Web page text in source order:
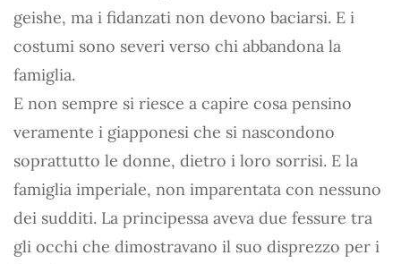
geishe, ma i fidanzati non devono baciarsi. E i
costumi sono severi verso chi abbandona la
famiglia.
E non sempre si riesce a capire cosa pensino
veramente i giapponesi che si nascondono
soprattutto le donne, dietro i loro sorrisi. E la
famiglia imperiale, non imparentata con nessuno
dei sudditi. La principessa aveva due fessure tra
gli occhi che dimostravano il suo disprezzo per i